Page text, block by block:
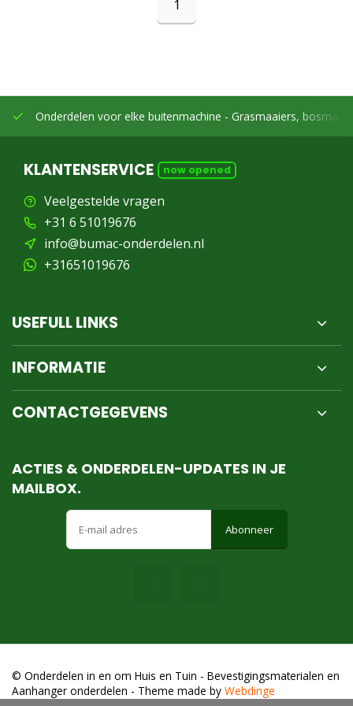
1
Onderdelen voor elke buitenmachine - Grasmaaiers,
KLANTENSERVICE now opened
Veelgestelde vragen
+31 6 51019676
info@bumac-onderdelen.nl
+31651019676
USEFULL LINKS
INFORMATIE
CONTACTGEGEVENS
ACTIES & ONDERDELEN-UPDATES IN JE
MAILBOX.
Abonneer
© Onderdelen in en om Huis en Tuin - Bevestigingsmaterialen en
Aanhanger onderdelen - Theme made by Webdinge